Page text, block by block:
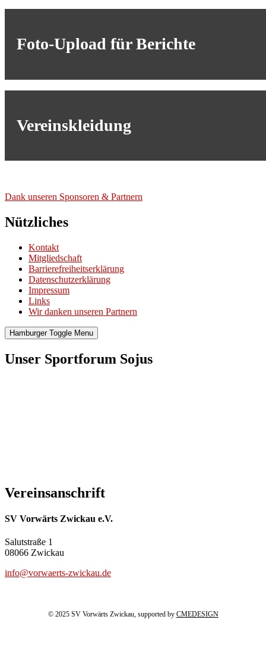
Foto-Upload für Berichte
Vereinskleidung
Dank unse­ren Spon­so­ren & Part­nern
Nützliches
Kontakt
Mitgliedschaft
Barrierefreiheitserklärung
Datenschutzerklärung
Impressum
Links
Wir danken unseren Partnern
Hamburger Toggle Menu
Unser Sportforum Sojus
Vereinsanschrift
SV Vorwärts Zwickau e.V.
Salutstraße 1
08066 Zwickau
info@vorwaerts-zwickau.de
© 2025 SV Vorwärts Zwickau, supported by CMEDESIGN